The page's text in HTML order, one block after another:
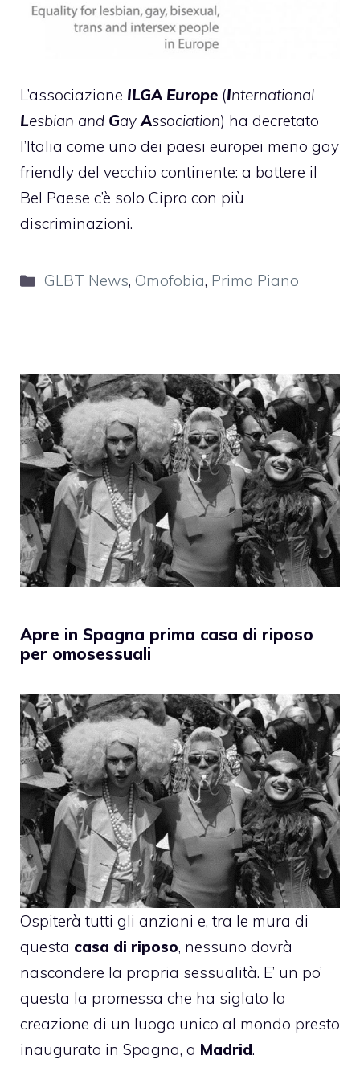
L’associazione ILGA Europe (International
Lesbian and GayAssociation) ha decretato
l’Italia come uno dei paesi europei meno gay
friendly del vecchio continente: a battere il
Bel Paese c’è solo Cipro con più
discriminazioni.
Categorie
GLBT News, Omofobia, Primo Piano
Apre in Spagna prima casa di riposo
per omosessuali
Ospiterà tutti gli anziani e, tra le mura di
questa casa di riposo, nessuno dovrà
nascondere la propria sessualità. E’ un po’
questa la promessa che ha siglato la
creazione di un luogo unico al mondo presto
inaugurato in Spagna, a Madrid.